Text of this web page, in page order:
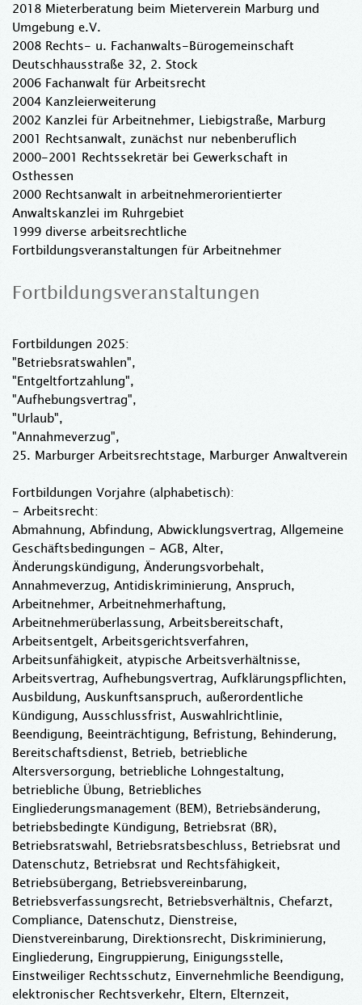
2018 Mieterberatung beim Mieterverein Marburg und
Umgebung e.V.
2008 Rechts- u. Fachanwalts-Bürogemeinschaft
Deutschhausstraße 32, 2. Stock
2006 Fachanwalt für Arbeitsrecht
2004 Kanzleierweiterung
2002 Kanzlei für Arbeitnehmer, Liebigstraße, Marburg
2001 Rechtsanwalt, zunächst nur nebenberuflich
2000-2001 Rechtssekretär bei Gewerkschaft in
Osthessen
2000 Rechtsanwalt in arbeitnehmerorientierter
Anwaltskanzlei im Ruhrgebiet
1999 diverse arbeitsrechtliche
Fortbildungsveranstaltungen für Arbeitnehmer
Fortbildungsveranstaltungen
Fortbildungen 2025:
"Betriebsratswahlen",
"Entgeltfortzahlung",
"Aufhebungsvertrag",
"Urlaub",
"Annahmeverzug",
25. Marburger Arbeitsrechtstage, Marburger Anwaltverein
Fortbildungen Vorjahre (alphabetisch):
- Arbeitsrecht:
Abmahnung, Abfindung, Abwicklungsvertrag, Allgemeine
Geschäftsbedingungen - AGB, Alter,
Änderungskündigung, Änderungsvorbehalt,
Annahmeverzug, Antidiskriminierung, Anspruch,
Arbeitnehmer, Arbeitnehmerhaftung,
Arbeitnehmerüberlassung, Arbeitsbereitschaft,
Arbeitsentgelt, Arbeitsgerichtsverfahren,
Arbeitsunfähigkeit, atypische Arbeitsverhältnisse,
Arbeitsvertrag, Aufhebungsvertrag, Aufklärungspflichten,
Ausbildung, Auskunftsanspruch, außerordentliche
Kündigung, Ausschlussfrist, Auswahlrichtlinie,
Beendigung, Beeinträchtigung, Befristung, Behinderung,
Bereitschaftsdienst, Betrieb, betriebliche
Altersversorgung, betriebliche Lohngestaltung,
betriebliche Übung, Betriebliches
Eingliederungsmanagement (BEM), Betriebsänderung,
betriebsbedingte Kündigung, Betriebsrat (BR),
Betriebsratswahl, Betriebsratsbeschluss, Betriebsrat und
Datenschutz, Betriebsrat und Rechtsfähigkeit,
Betriebsübergang, Betriebsvereinbarung,
Betriebsverfassungsrecht, Betriebsverhältnis, Chefarzt,
Compliance, Datenschutz, Dienstreise,
Dienstvereinbarung, Direktionsrecht, Diskriminierung,
Eingliederung, Eingruppierung, Einigungsstelle,
Einstweiliger Rechtsschutz, Einvernehmliche Beendigung,
elektronischer Rechtsverkehr, Eltern, Elternzeit,